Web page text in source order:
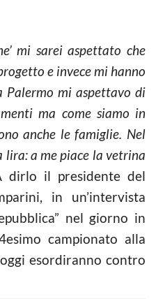
mi sarei aspettato che
e invece mi hanno
Palermo mi aspettavo di
ma come siamo in
anche le famiglie. Nel
lira: a me piace la vetrina
dirlo il presidente del
in un’intervista
nel giorno in
campionato alla
esordiranno contro